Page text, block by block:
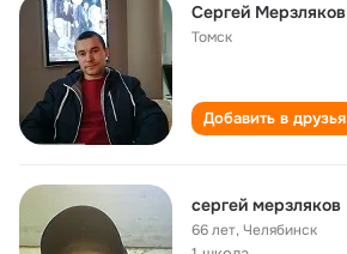
Cергей Мерзляков
Томск
Добавить в друзья
сергей мерзляков
66 лет,Челябинск